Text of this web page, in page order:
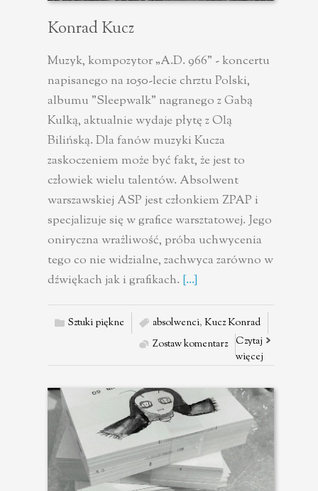
Konrad Kucz
Muzyk, kompozytor „A.D. 966” - koncertu
napisanego na 1050-lecie chrztu Polski,
albumu "Sleepwalk" nagranego z Gabą
Kulką, aktualnie wydaje płytę z Olą
Bilińską. Dla fanów muzyki Kucza
zaskoczeniem może być fakt, że jest to
człowiek wielu talentów. Absolwent
warszawskiej ASP jest członkiem ZPAP i
specjalizuje się w grafice warsztatowej. Jego
oniryczna wrażliwość, próba uchwycenia
tego co nie widzialne, zachwyca zarówno w
dźwiękach jak i grafikach. [...]
Sztuki piękne absolwenci, Kucz Konrad
Zostaw komentarz Czytaj
więcej